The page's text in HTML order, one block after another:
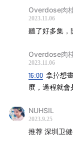
I 「假设每
2400块？」
我们的注意力付
I 「你以为
35:34 I 「如果用
提问？」
Overdose肉
2023.11.06
聽了好多集
Overdose肉
2023.11.06
16:00 拿掉想
麼，過程就會
NUHSIL
2023.9.25
推荐 深圳卫